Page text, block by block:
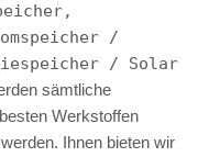
/
/ Solar
sämtliche
Werkstoffen
Ihnen bieten wir